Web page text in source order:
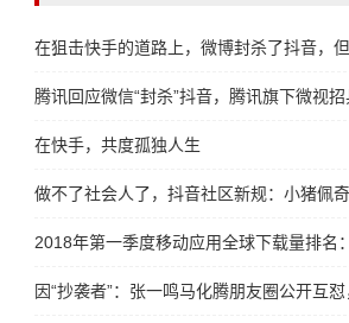
在狙击快手的道路上，微博封杀了抖音，
腾讯回应微信“封杀”抖音，腾讯旗下微视招
在快手，共度孤独人生
做不了社会人了，抖音社区新规：小猪佩
2018年第一季度移动应用全球下载量排名
因“抄袭者”：张一鸣马化腾朋友圈公开互怼